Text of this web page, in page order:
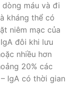
máu và đi
kháng thể có
niêm mạc của
đôi khi lưu
nhiều hơn
20% các
IgA có thời gian